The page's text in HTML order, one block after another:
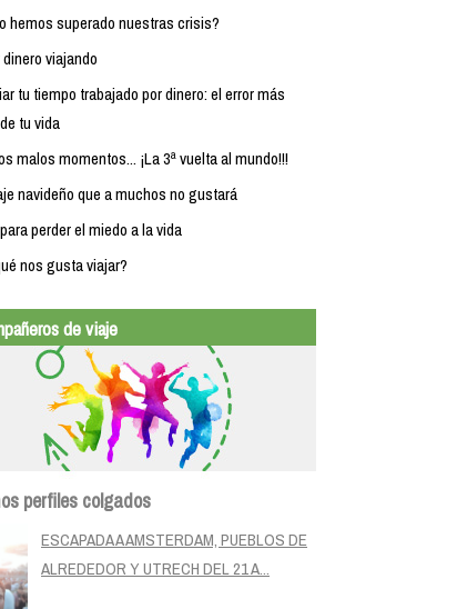
hemos superado nuestras crisis?
viajando
tu tiempo trabajado por dinero: el error más
tu vida
malos momentos... ¡La 3ª vuelta al mundo!!!
navideño que a muchos no gustará
perder el miedo a la vida
nos gusta viajar?
de viaje
perfiles colgados
ESCAPADA A AMSTERDAM, PUEBLOS DE
ALREDEDOR Y UTRECH DEL 21 A...